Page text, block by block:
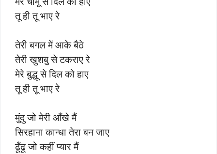
तू ही तू भाए रे
तेरी बगल में आके बैठे
तेरी खुशबु से टकराए रे
मेरे बुद्धू से दिल को हाए
तू ही तू भाए रे
मुंदु जो मेरी आँखे मैं
सिरहाना कान्धा तेरा बन जाए
ढूँढू जो कहीं प्यार मैं